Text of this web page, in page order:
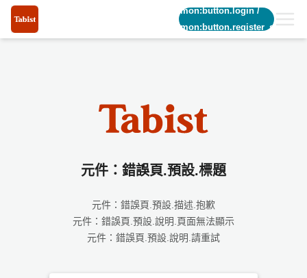
common:button.login/
common:button.register_short
元件：錯誤頁.預設.標題
元件：錯誤頁.預設.描述.抱歉
元件：錯誤頁.預設.說明.頁面無法顯示
元件：錯誤頁.預設.說明.請重試